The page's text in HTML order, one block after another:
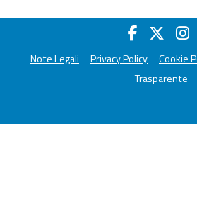
Note Legali Privacy Policy Cookie
Trasparente